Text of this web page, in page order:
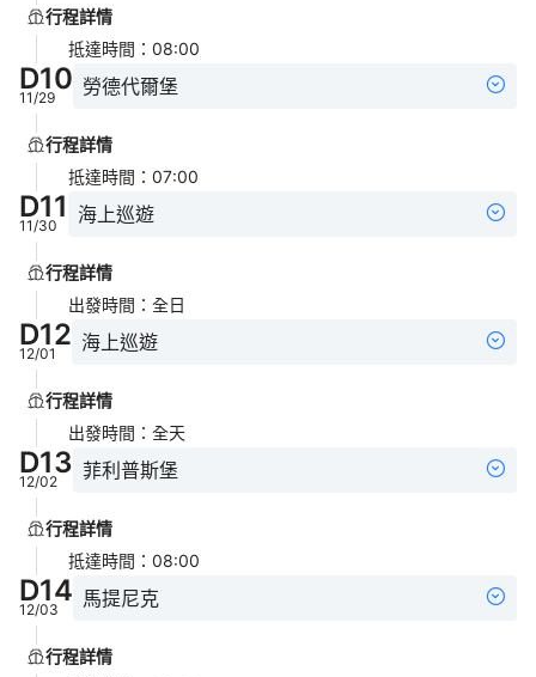
行程詳情
抵達時間 ： 08:00
D10
11/29 勞德代爾堡
行程詳情
抵達時間 ： 07:00
D11
11/30 海上巡遊
行程詳情
出發時間 ： 全日
D12
12/01 海上巡遊
行程詳情
出發時間 ： 全天
D13
12/02 菲利普斯堡
行程詳情
抵達時間 ： 08:00
D14
12/03 馬提尼克
行程詳情